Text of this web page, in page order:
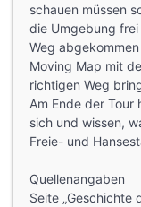
schauen müssen
die Umgebung
Weg
Moving Map mit
richtigen Weg
Am Ende der Tour
sich und wissen,
Freie- und
Quellenangaben
Seite „Geschichte